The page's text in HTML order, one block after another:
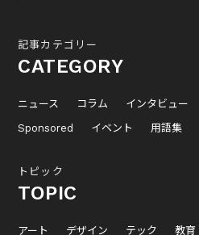
記事カテゴリー
CATEGORY
ニュース コラム インタビュー
Sponsored
イベント 用語集
トピック
TOPIC
アート デザイン テック 教育